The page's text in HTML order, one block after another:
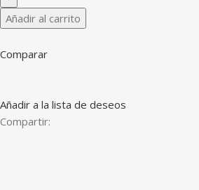
Añadir al carrito
Comparar
Añadir a la lista de deseos
Compartir: